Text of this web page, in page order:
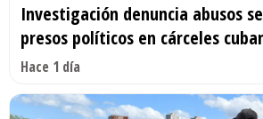
Investigación denuncia abusos
presos políticos en cárceles
Hace 1 día